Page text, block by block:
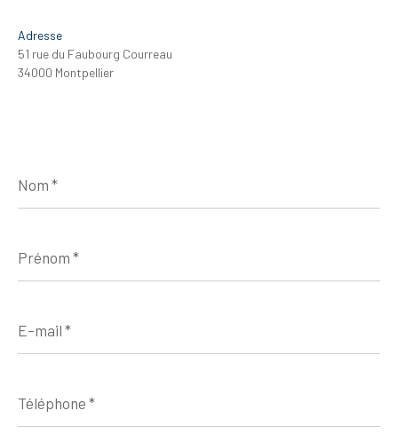
Adresse
51 rue du Faubourg Courreau
34000 Montpellier
*
*
mail
*
*